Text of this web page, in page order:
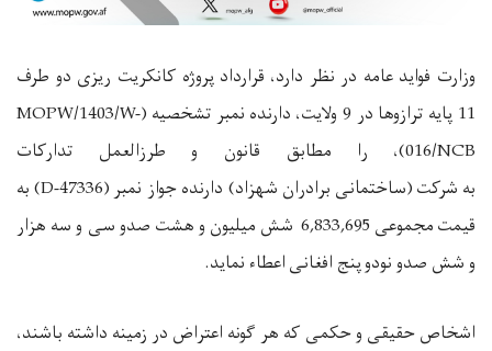
وزارت فواید عامه در نظر دارد، قرارداد پروژه کانکریت ریزی دو طرف
11 پایه ترازوها در 9 ولایت
، دارنده نمبر تشخصیه (
MOPW/1403/W-
016/NCB)، را مطابق قانون و طرزالعمل تدارکات
به شرکت(ساختمانی برادران شهزاد) دارنده جواز نمبر (
D-47336
)به
قیمتمجموعی 6,833,695 شش میلیون و هشت صدو سی و سه هزار
و شش صدو نودوپنج افغانیاعطاء نماید.
اشخاص حقیقی و حکمی که هر گونه اعتراض در زمینه داشته باشند،